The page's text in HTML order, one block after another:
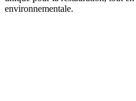
environnementale.